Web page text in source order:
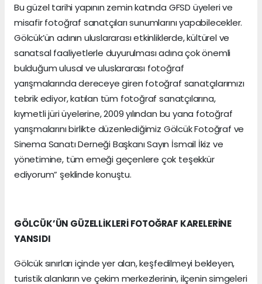
Bu güzel tarihi yapının zemin katında GFSD üyeleri ve
misafir fotoğraf sanatçıları sunumlarını yapabilecekler.
Gölcük’ün adının uluslararası etkinliklerde, kültürel ve
sanatsal faaliyetlerle duyurulması adına çok önemli
bulduğum ulusal ve uluslararası fotoğraf
yarışmalarında dereceye giren fotoğraf sanatçılarımızı
tebrik ediyor, katılan tüm fotoğraf sanatçılarına,
kıymetli jüri üyelerine, 2009 yılından bu yana fotoğraf
yarışmalarını birlikte düzenlediğimiz Gölcük Fotoğraf ve
Sinema Sanatı Derneği Başkanı Sayın İsmail İkiz ve
yönetimine, tüm emeği geçenlere çok teşekkür
ediyorum” şeklinde konuştu.
GÖLCÜK’ÜN GÜZELLİKLERİ FOTOĞRAF KARELERİNE
YANSIDI
Gölcük sınırları içinde yer alan, keşfedilmeyi bekleyen,
turistik alanların ve çekim merkezlerinin, ilçenin simgeleri